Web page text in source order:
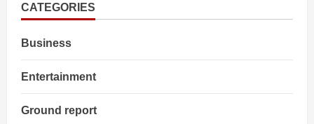
मिला
BPSC
CATEGORIES
Business
Entertainment
Ground report